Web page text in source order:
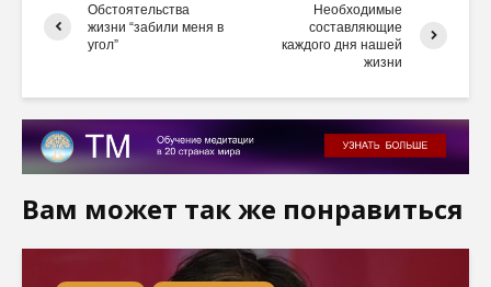
Обстоятельства
жизни “забили меня в
угол”
Необходимые
составляющие
каждого дня нашей
жизни
Вам может так же понравиться